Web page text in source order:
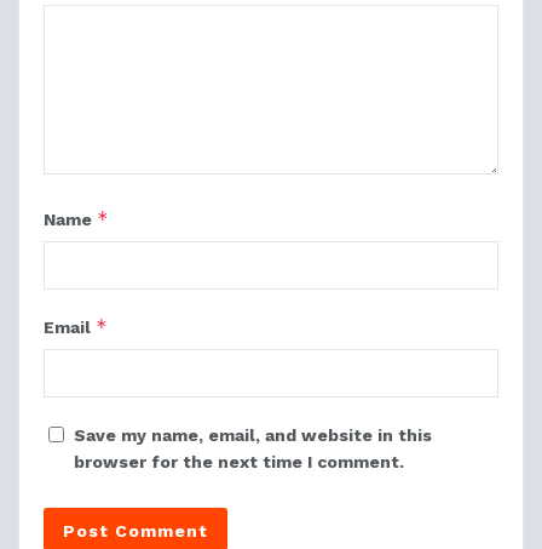
Name *
Email *
Save my name, email, and website in this
browser for the next time I comment.